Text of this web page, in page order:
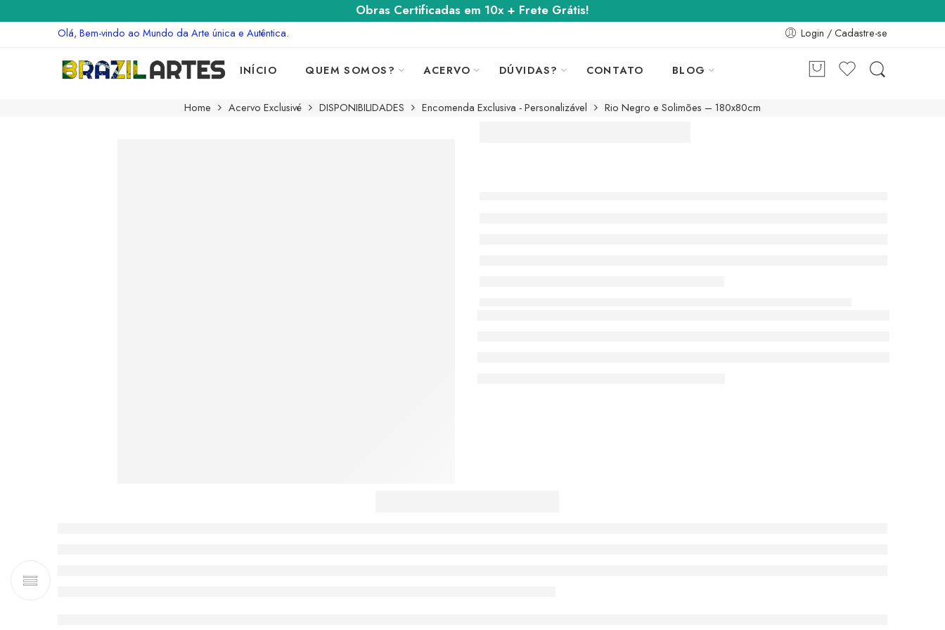
Obras Certificadas em 10x + Frete Grátis!
Olá, Bem-vindo ao Mundo da Arte única e Autêntica. Login / Cadastre-se
INÍCIO QUEM SOMOS? ACERVO DÚVIDAS? CONTATO BLOG
Home Acervo Exclusivé DISPONIBILIDADES Encomenda Exclusiva - Personalizável Rio Negro e Solimões – 180x80cm